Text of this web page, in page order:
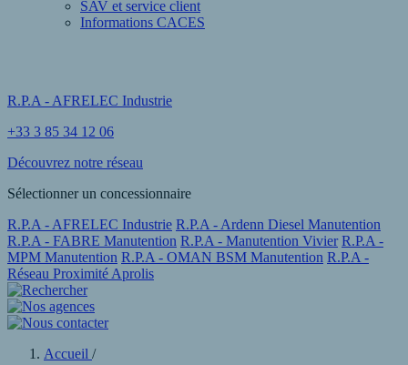
SAV et service client
Informations CACES
R.P.A - AFRELEC Industrie
+33 3 85 34 12 06
Découvrez notre réseau
Sélectionner un concessionnaire
R.P.A - AFRELEC Industrie R.P.A - Ardenn Diesel Manutention
R.P.A - FABRE Manutention R.P.A - Manutention Vivier R.P.A -
MPM Manutention R.P.A - OMAN BSM Manutention R.P.A -
Réseau Proximité Aprolis
Accueil /